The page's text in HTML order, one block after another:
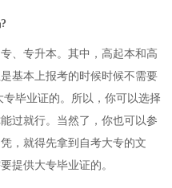
、专升本。其中，高起本和高
基本上报考的时候时候不需要
毕业证的。所以，你可以选择
过就行。当然了，你也可以参
，就得先拿到自考大专的文
提供大专毕业证的。